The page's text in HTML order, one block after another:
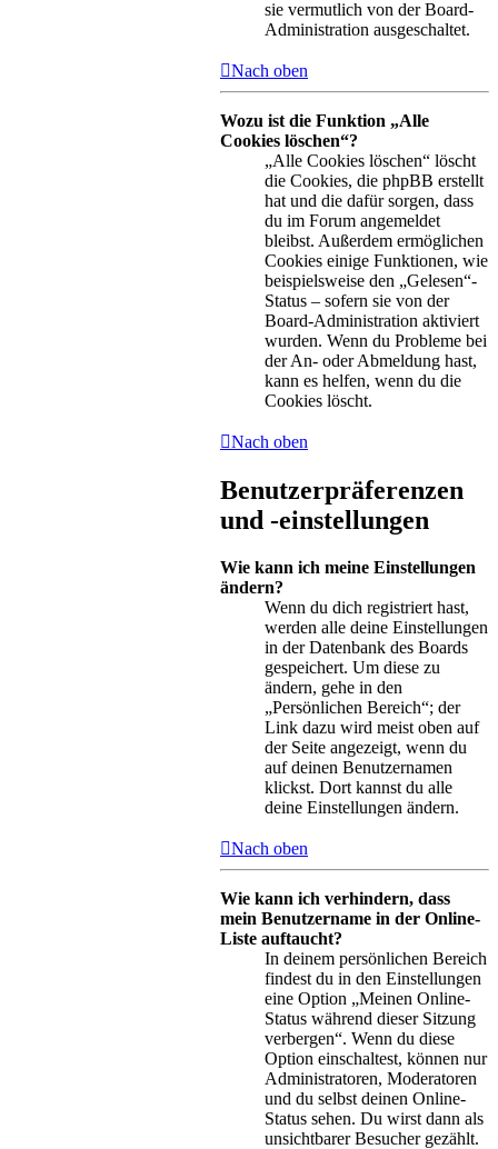
sie vermutlich von der Board-
Administration ausgeschaltet.
Nach oben
Wozu ist die Funktion „Alle
Cookies löschen“?
„Alle Cookies löschen“ löscht
die Cookies, die phpBB erstellt
hat und die dafür sorgen, dass
du im Forum angemeldet
bleibst. Außerdem ermöglichen
Cookies einige Funktionen, wie
beispielsweise den „Gelesen“-
Status – sofern sie von der
Board-Administration aktiviert
wurden. Wenn du Probleme bei
der An- oder Abmeldung hast,
kann es helfen, wenn du die
Cookies löscht.
Nach oben
Benutzerpräferenzen
und -einstellungen
Wie kann ich meine Einstellungen
ändern?
Wenn du dich registriert hast,
werden alle deine Einstellungen
in der Datenbank des Boards
gespeichert. Um diese zu
ändern, gehe in den
„Persönlichen Bereich“; der
Link dazu wird meist oben auf
der Seite angezeigt, wenn du
auf deinen Benutzernamen
klickst. Dort kannst du alle
deine Einstellungen ändern.
Nach oben
Wie kann ich verhindern, dass
mein Benutzername in der Online-
Liste auftaucht?
In deinem persönlichen Bereich
findest du in den Einstellungen
eine Option „Meinen Online-
Status während dieser Sitzung
verbergen“. Wenn du diese
Option einschaltest, können nur
Administratoren, Moderatoren
und du selbst deinen Online-
Status sehen. Du wirst dann als
unsichtbarer Besucher gezählt.